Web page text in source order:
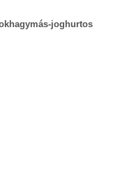
joghurtos